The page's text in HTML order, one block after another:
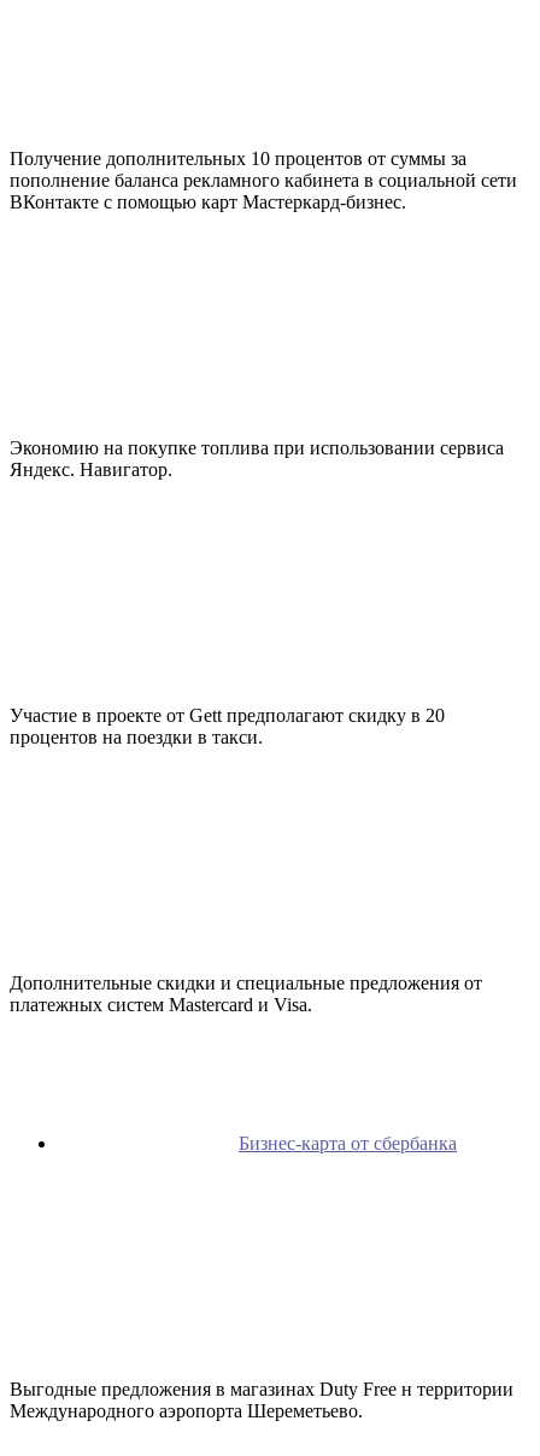
Получение дополнительных 10 процентов от суммы за
пополнение баланса рекламного кабинета в социальной сети
ВКонтакте с помощью карт Мастеркард-бизнес.
Экономию на покупке топлива при использовании сервиса
Яндекс. Навигатор.
Участие в проекте от Gett предполагают скидку в 20
процентов на поездки в такси.
Дополнительные скидки и специальные предложения от
платежных систем Mastercard и Visa.
Бизнес-карта от сбербанка
Выгодные предложения в магазинах Duty Free н территории
Международного аэропорта Шереметьево.